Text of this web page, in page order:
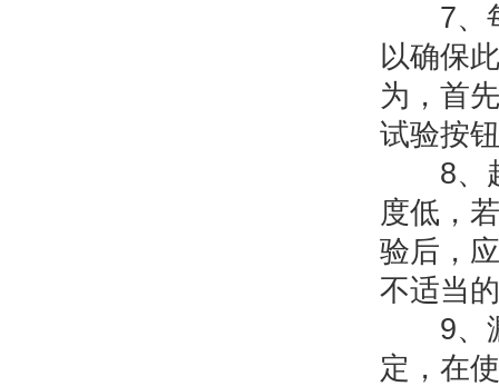
7、每
以确保
为，首
试验按
8、超
度低，
验后，
不适当
9、漏
定，在